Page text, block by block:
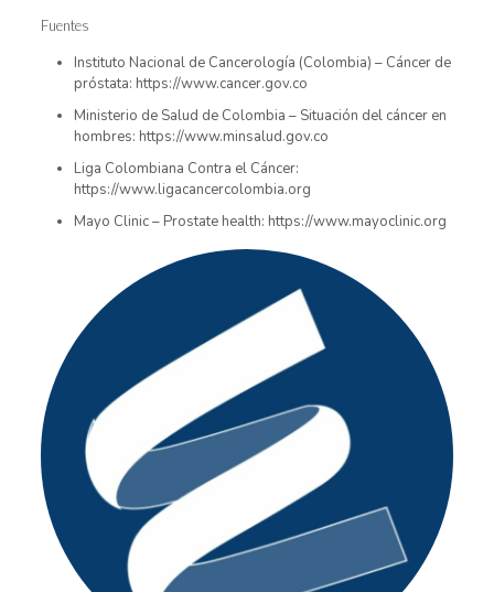
Fuentes
Instituto Nacional de Cancerología (Colombia) – Cáncer de
próstata: https://www.cancer.gov.co
Ministerio de Salud de Colombia – Situación del cáncer en
hombres: https://www.minsalud.gov.co
Liga Colombiana Contra el Cáncer:
https://www.ligacancercolombia.org
Mayo Clinic – Prostate health: https://www.mayoclinic.org